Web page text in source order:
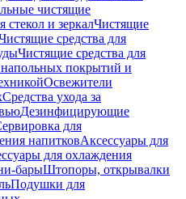
чистящие
стекол и зеркалЧистящие
средства для
Чистящие средства для
напольных покрытий и
Освежители
Средства ухода за
Дезинфицирующие
для
напитковАксессуары для
для охлаждения
барыШтопоры, открывалки
Подушки для